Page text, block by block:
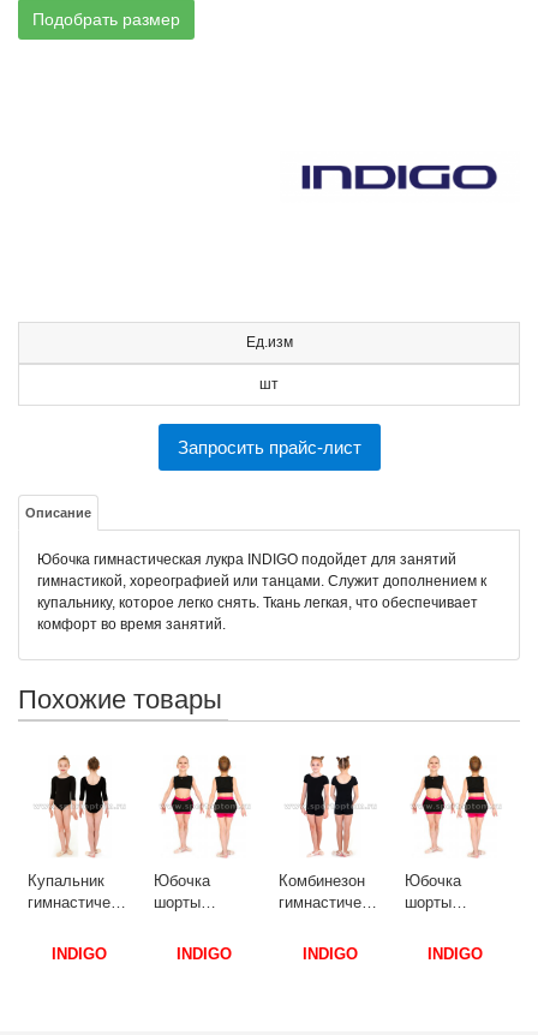
Подобрать размер
Ед.изм
шт
Запросить прайс-лист
Описание
Юбочка гимнастическая лукра INDIGO подойдет для занятий
гимнастикой, хореографией или танцами. Служит дополнением к
купальнику, которое легко снять. Ткань легкая, что обеспечивает
комфорт во время занятий.
Похожие товары
Юбочка
шорты
с окантовкой
INDIGO
Комбинезон
гимнастический
рукав INDIGOINDIGO
Юбочка
шорты
с окантовкой
INDIGO
Купальник
гимнастический
на бретелях
7823 30
Бежевый